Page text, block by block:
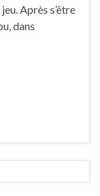
Après s’être
dans